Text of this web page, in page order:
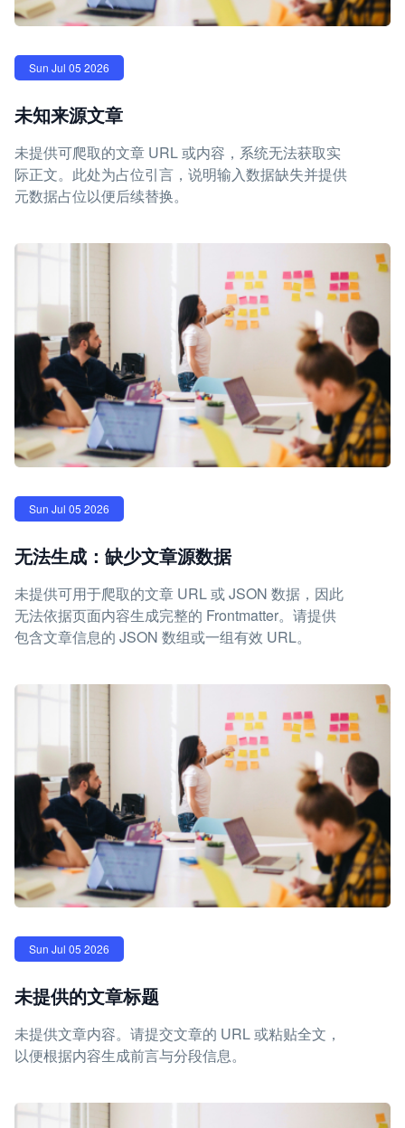
Sun Jul 05 2026
未知来源文章
未提供可爬取的文章 URL 或内容，系统无法获取实
际正文。此处为占位引言，说明输入数据缺失并提供
元数据占位以便后续替换。
Sun Jul 05 2026
无法生成：缺少文章源数据
未提供可用于爬取的文章 URL 或 JSON 数据，因此
无法依据页面内容生成完整的 Frontmatter。请提供
包含文章信息的 JSON 数组或一组有效 URL。
Sun Jul 05 2026
未提供的文章标题
未提供文章内容。请提交文章的 URL 或粘贴全文，
以便根据内容生成前言与分段信息。